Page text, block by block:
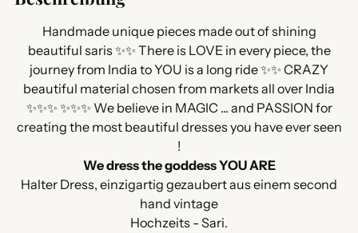
den
Warenkorb
legen
Handmade unique pieces made out of shining
beautiful saris ✨✨ There is LOVE in every piece, the
journey from India to YOU is a long ride ✨✨ CRAZY
beautiful material chosen from markets all over India
✨✨✨ ✨✨✨ We believe in MAGIC ... and PASSION for
creating the most beautiful dresses you have ever seen
!
We dress the goddess YOU ARE
Halter Dress, einzigartig gezaubert aus einem second
hand vintage
Hochzeits - Sari.